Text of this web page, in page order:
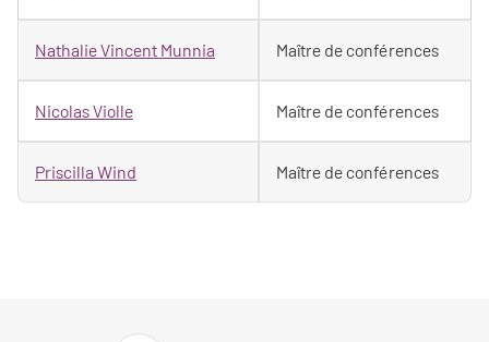
Nathalie Vincent Munnia Maître de conférences
Nicolas Violle Maître de conférences
Priscilla Wind Maître de conférences